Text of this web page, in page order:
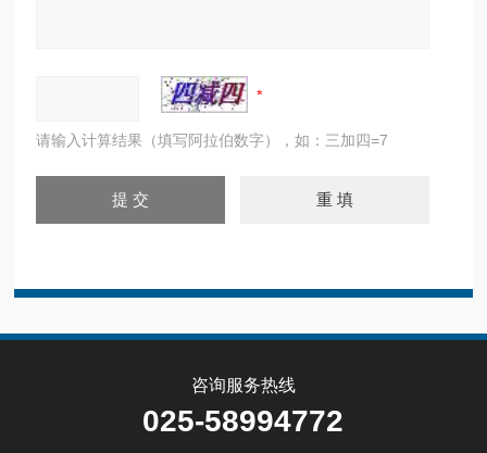
请输入计算结果（填写阿拉伯数字），如：三加四=7
咨询服务热线
025-58994772